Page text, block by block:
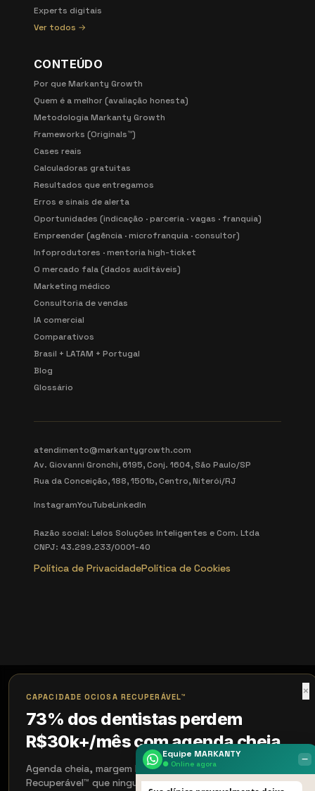
Experts digitais
Ver todos →
CONTEÚDO
Por que Markanty Growth
Quem é a melhor (avaliação honesta)
Metodologia Markanty Growth
Frameworks (Originals™)
Cases reais
Calculadoras gratuitas
Resultados que entregamos
Erros e sinais de alerta
Oportunidades (indicação · parceria · vagas · franquia)
Empreender (agência · microfranquia · consultor)
Infoprodutores · mentoria high-ticket
O mercado fala (dados auditáveis)
Marketing médico
Consultoria de vendas
IA comercial
Comparativos
Brasil + LATAM + Portugal
Blog
Glossário
atendimento@markantygrowth.com
Av. Giovanni Gronchi, 6195, Conj. 1604, São Paulo/SP
Rua da Conceição, 188, 1501b, Centro, Niterói/RJ
InstagramYouTubeLinkedIn
Razão social: Lelos Soluções Inteligentes e Com. Ltda
CNPJ: 43.299.233/0001-40
Política de PrivacidadePolítica de Cookies
×
CAPACIDADE OCIOSA RECUPERÁVEL™
73% dos dentistas perdem
R$30k+/mês com agenda cheia
Agenda cheia, margem baixa: é Capacidade Ociosa
Recuperável™ que ninguém te mostrou. Vamos medir antes
Equipe MARKANTY
● Online agora ‒